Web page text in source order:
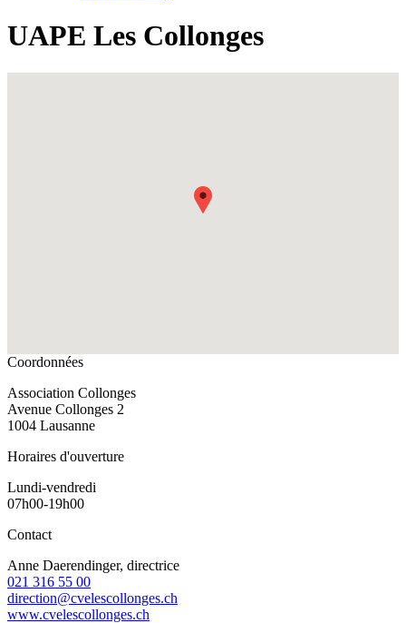
UAPE Les Collonges
Coordonnées
Association Collonges
Avenue Collonges 2
1004 Lausanne
Horaires d'ouverture
Lundi-vendredi
07h00-19h00
Contact
Anne Daerendinger, directrice
021 316 55 00
direction@cvelescollonges.ch
www.cvelescollonges.ch